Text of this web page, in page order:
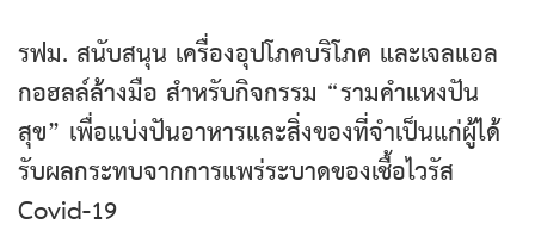
รฟม. สนับสนุน เครื่องอุปโภคบริโภค และเจลแอล
กอฮลล์ล้างมือ สำหรับกิจกรรม “รามคำแหงปัน
สุข” เพื่อแบ่งปันอาหารและสิ่งของที่จำเป็นแก่ผู้ได้
รับผลกระทบจากการแพร่ระบาดของเชื้อไวรัส
Covid-19